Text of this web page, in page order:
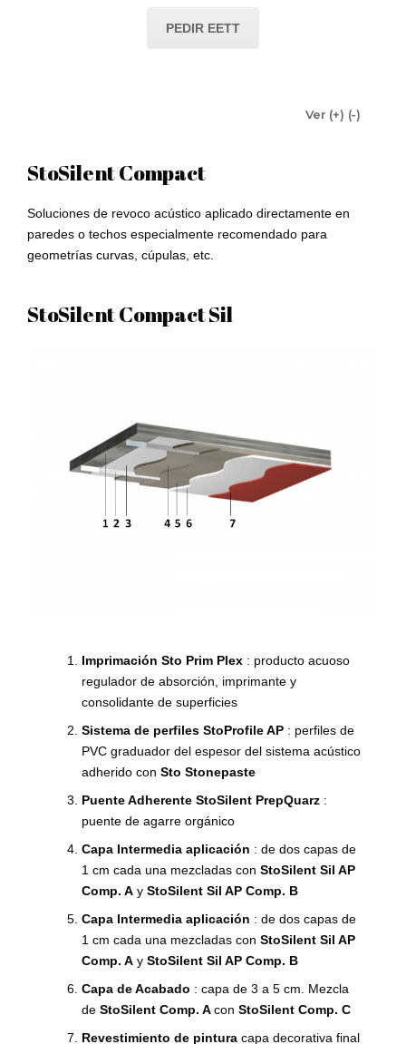
PEDIR EETT
Ver (+) (-)
StoSilent Compact
Soluciones de revoco acústico aplicado directamente en
paredes o techos especialmente recomendado para
geometrías curvas, cúpulas, etc.
StoSilent Compact Sil
Imprimación Sto Prim Plex : producto acuoso
regulador de absorción, imprimante y
consolidante de superficies
Sistema de perfiles StoProfile AP : perfiles de
PVC graduador del espesor del sistema acústico
adherido con Sto Stonepaste
Puente Adherente StoSilent PrepQuarz :
puente de agarre orgánico
Capa Intermedia aplicación : de dos capas de
1 cm cada una mezcladas con StoSilent Sil AP
Comp. A y StoSilent Sil AP Comp. B
Capa Intermedia aplicación : de dos capas de
1 cm cada una mezcladas con StoSilent Sil AP
Comp. A y StoSilent Sil AP Comp. B
Capa de Acabado : capa de 3 a 5 cm. Mezcla
de StoSilent Comp. Acon StoSilent Comp. C
Revestimiento de pintura capa decorativa final